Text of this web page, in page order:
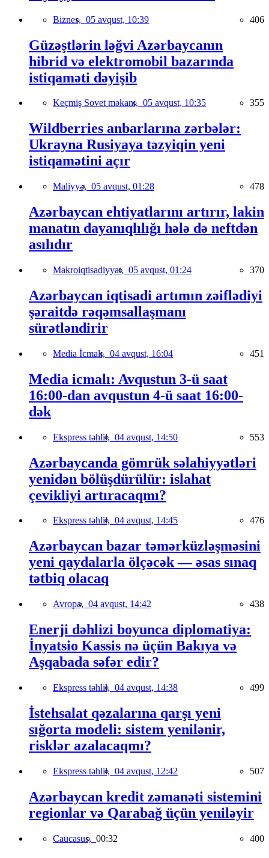
Biznes, 05 avqust, 10:39 406
Güzəştlərin ləğvi Azərbaycanın
hibrid və elektromobil bazarında
istiqaməti dəyişib
Keçmiş Sovet məkanı, 05 avqust, 10:35 355
Wildberries anbarlarına zərbələr:
Ukrayna Rusiyaya təzyiqin yeni
istiqamətini açır
Maliyyə, 05 avqust, 01:28 478
Azərbaycan ehtiyatlarını artırır, lakin
manatın dayanıqlılığı hələ də neftdən
asılıdır
Makroiqtisadiyyat, 05 avqust, 01:24 370
Azərbaycan iqtisadi artımın zəiflədiyi
şəraitdə rəqəmsallaşmanı
sürətləndirir
Media İcmalı, 04 avqust, 16:04 451
Media icmalı: Avqustun 3-ü saat
16:00-dan avqustun 4-ü saat 16:00-
dək
Ekspress təhlil, 04 avqust, 14:50 553
Azərbaycanda gömrük səlahiyyətləri
yenidən bölüşdürülür: islahat
çevikliyi artıracaqmı?
Ekspress təhlil, 04 avqust, 14:45 476
Azərbaycan bazar təmərküzləşməsini
yeni qaydalarla ölçəcək — əsas sınaq
tətbiq olacaq
Avropa, 04 avqust, 14:42 438
Enerji dəhlizi boyunca diplomatiya:
İnyatsio Kassis nə üçün Bakıya və
Aşqabada səfər edir?
Ekspress təhlil, 04 avqust, 14:38 499
İstehsalat qəzalarına qarşı yeni
sığorta modeli: sistem yenilənir,
risklər azalacaqmı?
Ekspress təhlil, 04 avqust, 12:42 507
Azərbaycan kredit zəmanəti sistemini
regionlar və Qarabağ üçün yeniləyir
Caucasus, 00:32 400